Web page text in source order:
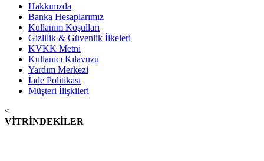
Hakkımzda
Banka Hesaplarımız
Kullanım Koşulları
Gizlilik & Güvenlik İlkeleri
KVKK Metni
Kullanıcı Kılavuzu
Yardım Merkezi
İade Politikası
Müşteri İlişkileri
<
VİTRİNDEKİLER